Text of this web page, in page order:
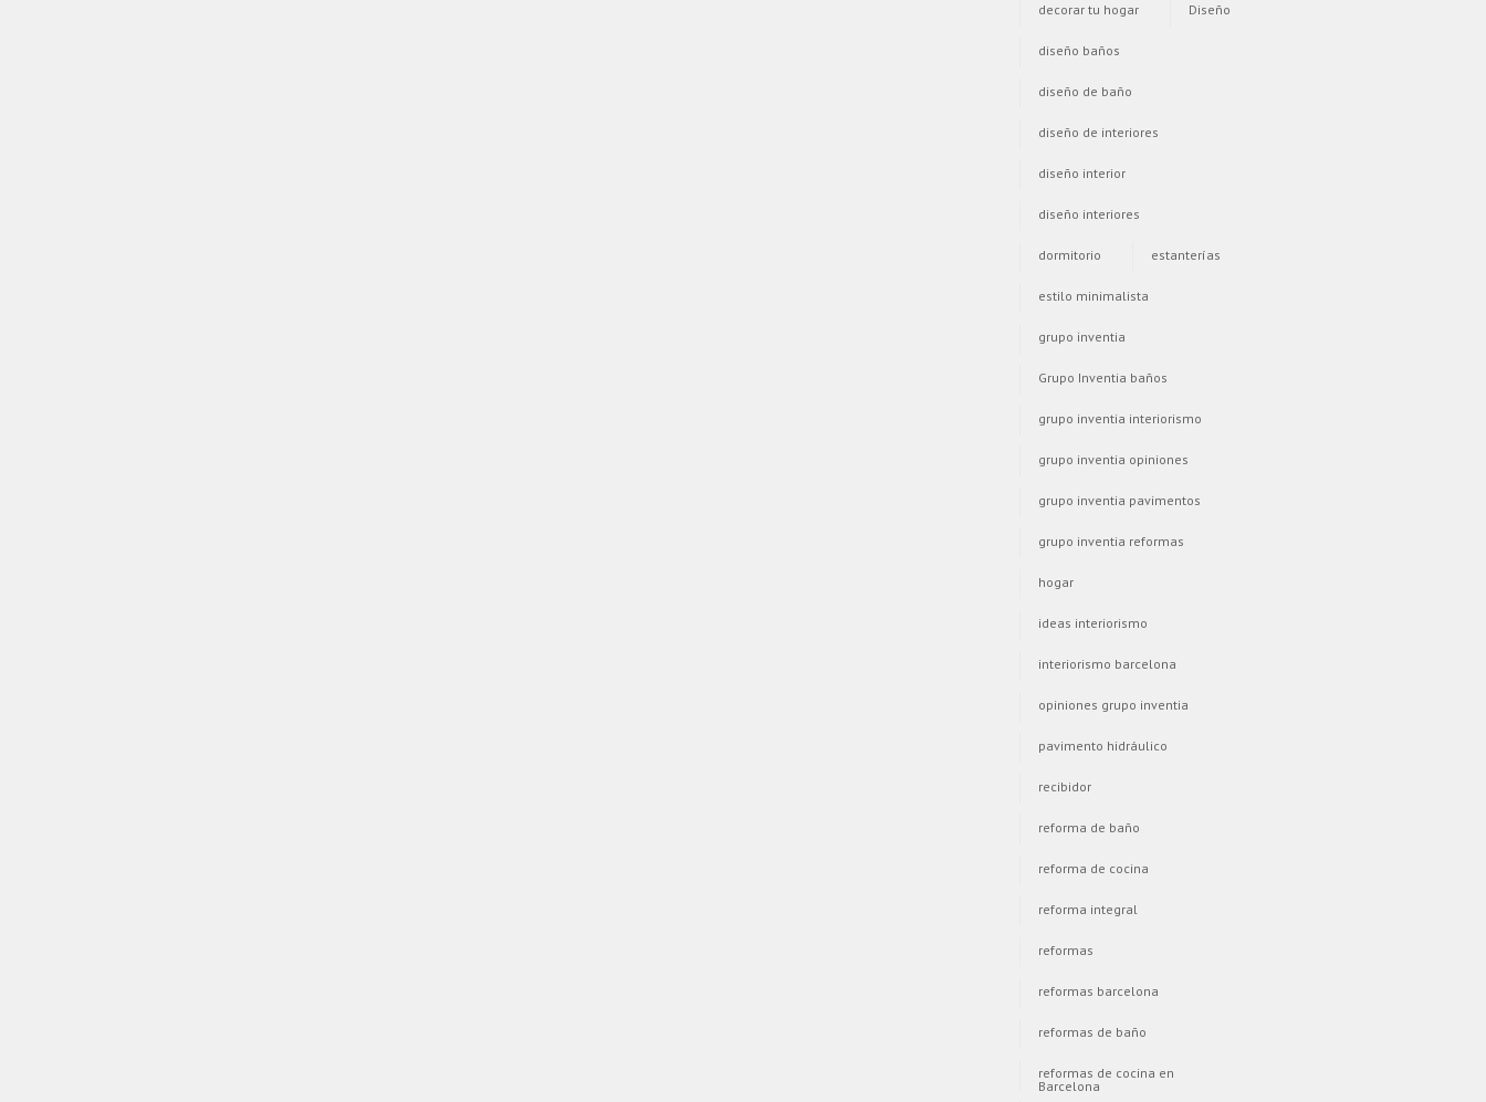
decorar tu hogar Diseño
diseño baños
diseño de baño
diseño de interiores
diseño interior
diseño interiores
dormitorio estanterías
estilo minimalista
grupo inventia
Grupo Inventia baños
grupo inventia interiorismo
grupo inventia opiniones
grupo inventia pavimentos
grupo inventia reformas
hogar
ideas interiorismo
interiorismo barcelona
opiniones grupo inventia
pavimento hidráulico
recibidor
reforma de baño
reforma de cocina
reforma integral
reformas
reformas barcelona
reformas de baño
reformas de cocina en
Barcelona